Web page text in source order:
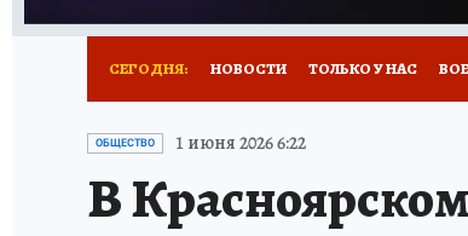
СЕГОДНЯ: НОВОСТИ ТОЛЬКО У НАС
ОТДЫХ В РОССИИ
ОБЩЕСТВО 1 июня 2026 6:22
В